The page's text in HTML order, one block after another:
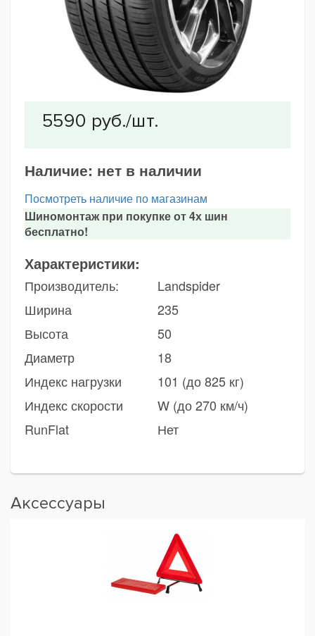
Наличие: нет в наличии
Посмотреть наличие по магазинам
Шиномонтаж при покупке от 4х шин
бесплатно!
Характеристики:
Производитель:
Landspider
Ширина
235
Высота
50
Диаметр
18
Индекс нагрузки
101 (до 825 кг)
Индекс скорости
W (до 270 км/ч)
RunFlat
Нет
Аксессуары